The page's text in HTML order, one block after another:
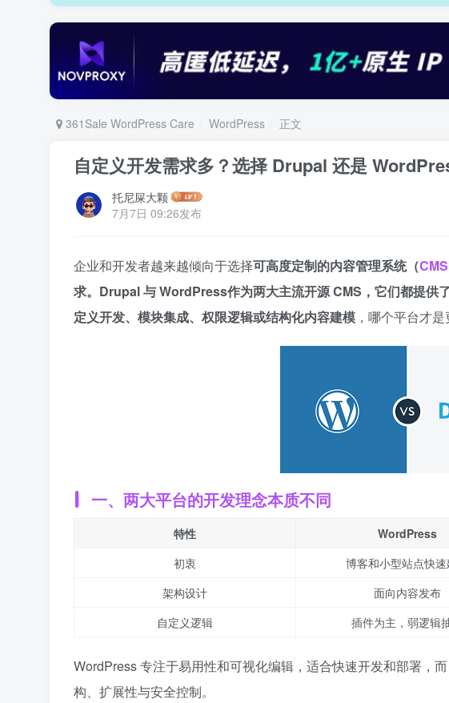
361Sale WordPress Care WordPress 正文
自定义开发需求多？选择 Drupal 还是
托尼屎大颗
7月7日 09:26发布
企业和开发者越来越倾向于选择可高度定制的内容管理系统（CMS
求。Drupal 与 WordPress作为两大主流开源 CMS，它们都提供
定义开发、模块集成、权限逻辑或结构化内容建模 ，哪个平台才
一、两大平台的开发理念本质不同
特性 WordPress
初衷
博客和小型站点快
架构设计
面向内容发布
自定义逻辑
插件为主，弱逻辑
WordPress 专注于易用性和可视化编辑，适合快速开发和部署，
构、扩展性与安全控制。